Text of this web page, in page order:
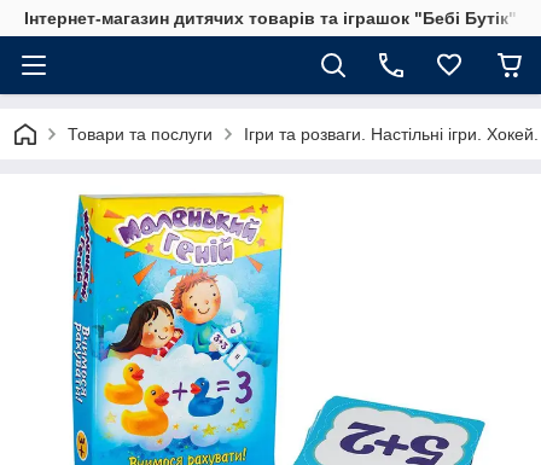
Інтернет-магазин дитячих товарів та іграшок "Бебі Бутік"
Товари та послуги Ігри та розваги. Настільні ігри.